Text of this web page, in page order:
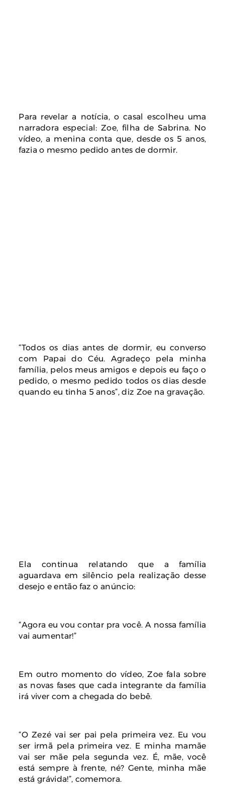
Para revelar a notícia, o casal escolheu uma
narradora especial: Zoe, filha de Sabrina. No
vídeo, a menina conta que, desde os 5 anos,
fazia o mesmo pedido antes de dormir.
“Todos os dias antes de dormir, eu converso
com Papai do Céu. Agradeço pela minha
família, pelos meus amigos e depois eu faço o
pedido, o mesmo pedido todos os dias desde
quando eu tinha 5 anos”, diz Zoe na gravação.
Ela continua relatando que a família
aguardava em silêncio pela realização desse
desejo e então faz o anúncio:
“Agora eu vou contar pra você. A nossa família
vai aumentar!”
Em outro momento do vídeo, Zoe fala sobre
as novas fases que cada integrante da família
irá viver com a chegada do bebê.
“O Zezé vai ser pai pela primeira vez. Eu vou
ser irmã pela primeira vez. E minha mamãe
vai ser mãe pela segunda vez. É, mãe, você
está sempre à frente, né? Gente, minha mãe
está grávida!”, comemora.